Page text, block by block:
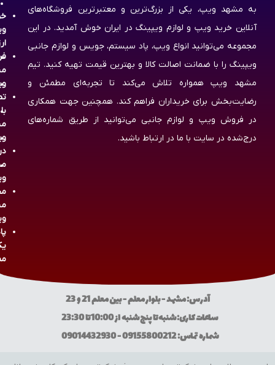
به مشهد ویپ، یکی از بزرگ‌ترین و معتبرترین فروشگاه‌های
آنلاین خرید ویپ و لوازم ویپینگ در ایران خوش آمدید. در این
مجموعه می‌توانید انواع ویپ، پاد سیستم، جویس و لوازم جانبی
ویپینگ را با ضمانت اصالت کالا و بهترین قیمت تهیه کنید. تیم
مشهد ویپ همواره تلاش می‌کند تا تجربه‌ای مطمئن و
رضایت‌بخش برای خریداران فراهم کند. همچنین جهت همکاری
در فروش ویپ و لوازم جانبی می‌توانید از طریق شماره‌های
درج‌شده در سایت با ما در ارتباط باشید.
با
آدرس: مشهد - بلوار معلم - بین معلم 21 و 23
ساعات کاری: شنبه تا پنج شنبه از 10:00 تا 23:30
شماره تماس: 09155800212 - 09014432930